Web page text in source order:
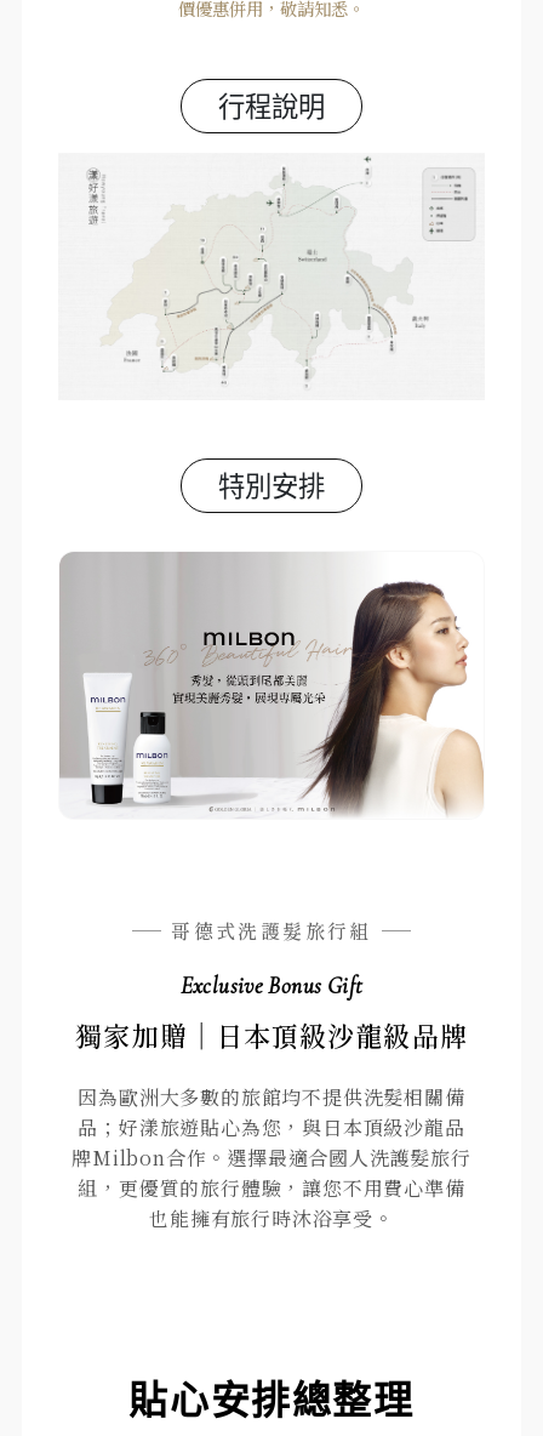
價優惠併用，敬請知悉。
行程說明
特別安排
哥德式洗護髮旅行組
Exclusive Bonus Gift
獨家加贈｜日本頂級沙龍級品牌
因為歐洲大多數的旅館均不提供洗髮相關備
品；好漾旅遊貼心為您，與日本頂級沙龍品
牌Milbon合作。選擇最適合國人洗護髮旅行
組，更優質的旅行體驗，讓您不用費心準備
也能擁有旅行時沐浴享受。
貼心安排總整理